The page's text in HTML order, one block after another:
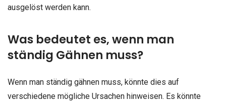
ausgelöst werden kann.
Was bedeutet es, wenn man
ständig Gähnen muss?
Wenn man ständig gähnen muss, könnte dies auf
verschiedene mögliche Ursachen hinweisen. Es könnte